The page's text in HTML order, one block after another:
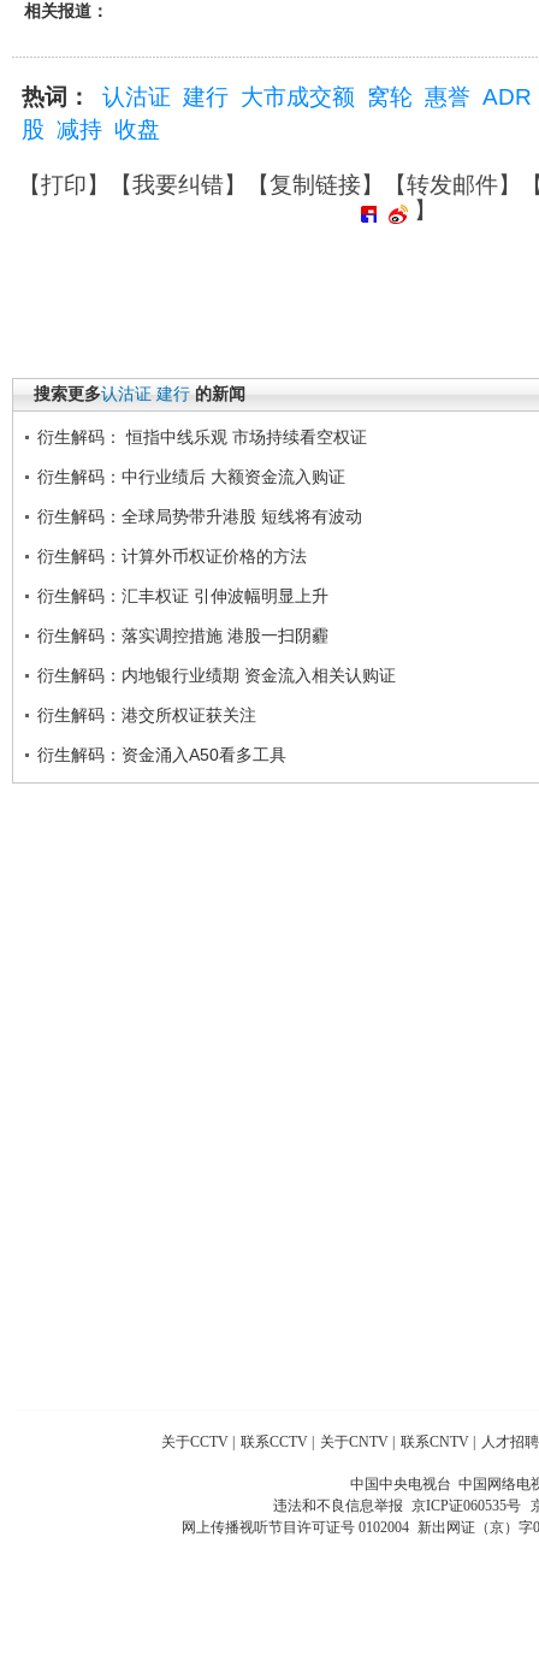
相关报道：
热词： 认沽证 建行 大市成交额 窝轮 惠誉 ADR
股 减持 收盘
【打印】【我要纠错】【复制链接】【转发邮件】
】
搜索更多认沽证 建行 的新闻
衍生解码： 恒指中线乐观 市场持续看空权证
衍生解码：中行业绩后 大额资金流入购证
衍生解码：全球局势带升港股 短线将有波动
衍生解码：计算外币权证价格的方法
衍生解码：汇丰权证 引伸波幅明显上升
衍生解码：落实调控措施 港股一扫阴霾
衍生解码：内地银行业绩期 资金流入相关认购证
衍生解码：港交所权证获关注
衍生解码：资金涌入A50看多工具
关于CCTV 联系CCTV 关于CNTV 联系CNTV 人才招聘
中国中央电视台 中国网络电
违法和不良信息举报 京ICP证060535号
网上传播视听节目许可证号 0102004 新出网证（京）